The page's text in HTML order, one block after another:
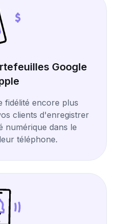
Google
fidélité encore plus
clients d'enregistrer
numérique dans le
téléphone.